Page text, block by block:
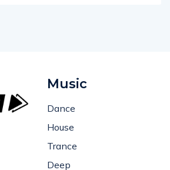
Music
Dance
House
Trance
Deep